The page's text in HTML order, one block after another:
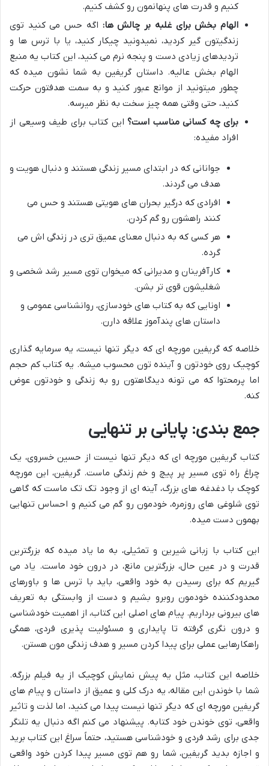
کنیم و قدرت های پنهانمون رو کشف کنیم.
الهام بخش برای غلبه بر چالش ها: اگه حس می کنید توی
زندگیتون گیر کردید، نمیدونید چیکار کنید، یا با ترس ها و
تردیدهای زیادی دست و پنجه نرم می کنید، این کتاب یه منبع
الهام بخش عالیه. داستان گریفین به شما نشون میده که
چطور میتونید از موانع عبور کنید و به سمت هدفتون حرکت
کنید، حتی وقتی همه چیز سخت به نظر میرسه.
برای چه کسانی مناسب است؟ این کتاب برای طیف وسیعی از
افراد مفیده:
جوانانی که در ابتدای مسیر زندگی هستند و دنبال هویت و
هدف می گردند.
افرادی که درگیر بحران های هویتی هستند و حس می
کنند راهشون رو گم کردن.
هر کسی که به دنبال معنای عمیق تری در زندگی اش می
گرده.
کارآفرینان و مدیرانی که میخوان توی مسیر رشد شخصی و
شغلیشون قوی تر بشن.
اونایی که به کتاب های خودسازی، روانشناسی عمومی و
داستان های پندآموز علاقه دارن.
خلاصه که گریفین مورچه ای که دیگر تنها نیست، یه سرمایه گذاری
کوچیک روی خودتون و آینده تون محسوب میشه. یه کتاب کم حجم
اما پرمحتوا که می تونه دیدگاهتون رو به زندگی و خودتون عوض
کنه.
جمع بندی: پایانی بر تنهایی
کتاب گریفین مورچه ای که دیگر تنها نیست از حسین خسروی، یک
چراغ راه توی مسیر پر پیچ و خم زندگی ماست. گریفین، این مورچه
کوچک با دغدغه های بزرگ، آینه ای از وجود تک تک ماست که گاهی
توی شلوغی های روزمره، خودمون رو گم می کنیم و احساس تنهایی
بهمون دست میده.
این کتاب با زبانی شیرین و تمثیلی، به ما یاد میده که بزرگترین
قدرت و در عین حال، بزرگترین مانع، در درون خود ماست. یاد می
گیریم که برای رسیدن به خود واقعی، باید با ترس ها و باورهای
محدودکننده خودمون روبرو بشیم و دست از وابستگی به تعریف
های بیرونی برداریم. پیام های اصلی این کتاب، از اهمیت خودشناسی
و درون نگری گرفته تا پایداری و مسئولیت پذیری فردی، همگی
راهکارهایی عملی برای پیدا کردن مسیر و هدف زندگی مون هستن.
خلاصه این کتاب، مثل یه پیش نمایش کوچیک از یه فیلم بزرگه.
شما با خوندن این مقاله، یه درک کلی و عمیق از داستان و پیام های
گریفین مورچه ای که دیگر تنها نیست پیدا می کنید، اما لذت و تاثیر
واقعی، توی خوندن خود کتابه. پیشنهاد می کنم اگه دنبال یه تلنگر
جدی برای رشد فردی و خودشناسی هستید، حتماً سراغ این کتاب برید
و اجازه بدید گریفین، شما رو هم توی مسیر پیدا کردن خود واقعی